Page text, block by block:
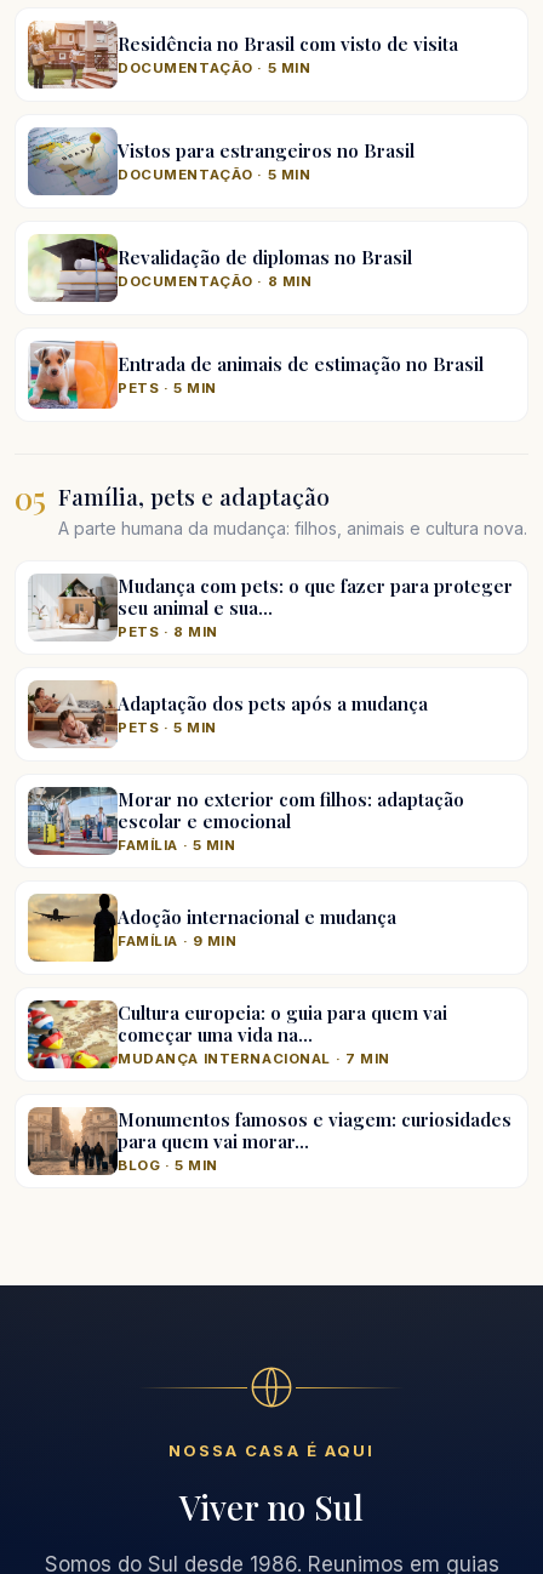
Residência no Brasil com visto de visita
DOCUMENTAÇÃO · 5 MIN
Vistos para estrangeiros no Brasil
DOCUMENTAÇÃO · 5 MIN
Revalidação de diplomas no Brasil
DOCUMENTAÇÃO · 8 MIN
Entrada de animais de estimação no Brasil
PETS · 5 MIN
05 Família, pets e adaptação
A parte humana da mudança: filhos, animais e cultura nova.
Mudança com pets: o que fazer para proteger
seu animal e sua…
PETS · 8 MIN
Adaptação dos pets após a mudança
PETS · 5 MIN
Morar no exterior com filhos: adaptação
escolar e emocional
FAMÍLIA · 5 MIN
Adoção internacional e mudança
FAMÍLIA · 9 MIN
Cultura europeia: o guia para quem vai
começar uma vida na…
MUDANÇA INTERNACIONAL · 7 MIN
Monumentos famosos e viagem: curiosidades
para quem vai morar…
BLOG · 5 MIN
NOSSA CASA É AQUI
Viver no Sul
Somos do Sul desde 1986. Reunimos em guias